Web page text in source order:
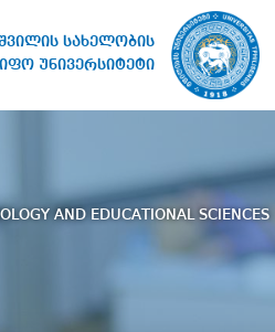
სახელობის
უნივერსიტეტი
AND EDUCATIONAL SCIENCES